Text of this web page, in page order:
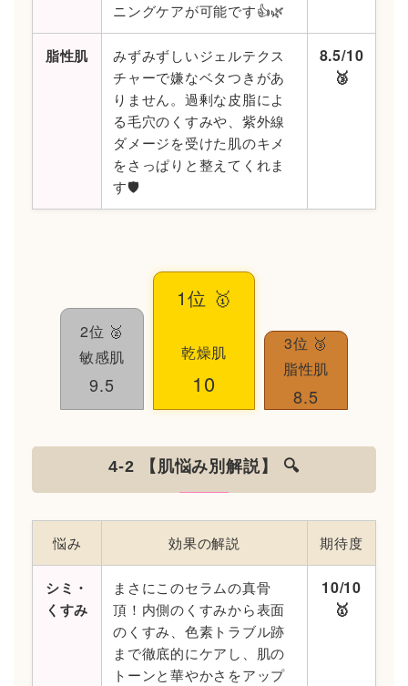
ニングケアが可能です👍🌿
脂性肌
みずみずしいジェルテクス
チャーで嫌なベタつきがあ
りません。過剰な皮脂によ
る毛穴のくすみや、紫外線
ダメージを受けた肌のキメ
をさっぱりと整えてくれま
す🛡️
8.5/10
🥉
2位 🥈
敏感肌
9.5
1位 🥇
乾燥肌
10
3位 🥉
脂性肌
8.5
4-2 【肌悩み別解説】 🔍
悩み 効果の解説 期待度
シミ・
くすみ
まさにこのセラムの真骨
頂！内側のくすみから表面
のくすみ、色素トラブル跡
まで徹底的にケアし、肌の
トーンと華やかさをアップ
10/10
🥇